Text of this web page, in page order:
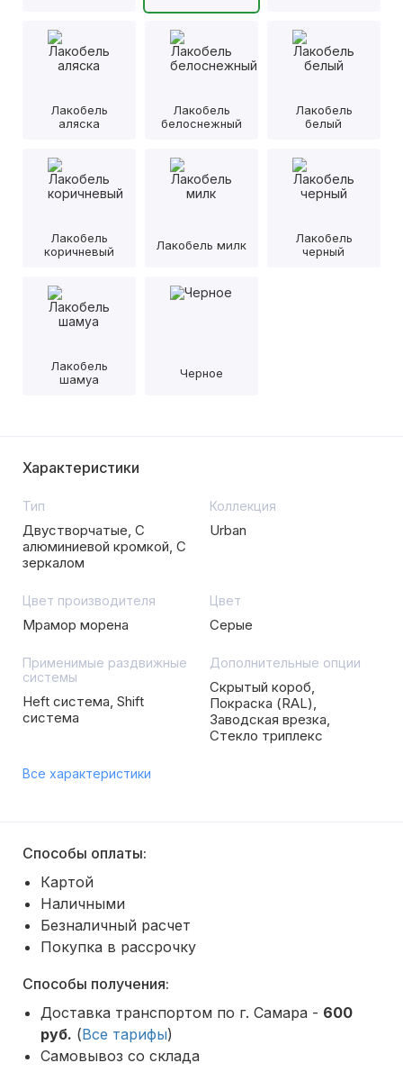
Лакобель
аляска
Лакобель
белоснежный
Лакобель
белый
Лакобель
коричневый
Лакобель милк
Лакобель
черный
Лакобель
шамуа
Черное
Характеристики
Тип
Двустворчатые, С
алюминиевой кромкой, С
зеркалом
Коллекция
Urban
Цвет производителя
Мрамор морена
Цвет
Серые
Применимые раздвижные
системы
Heft система, Shift
система
Дополнительные опции
Скрытый короб,
Покраска (RAL),
Заводская врезка,
Стекло триплекс
Все характеристики
Способы оплаты:
Картой
Наличными
Безналичный расчет
Покупка в рассрочку
Способы получения:
Доставка транспортом по г. Самара - 600
руб. (Все тарифы)
Самовывоз со склада